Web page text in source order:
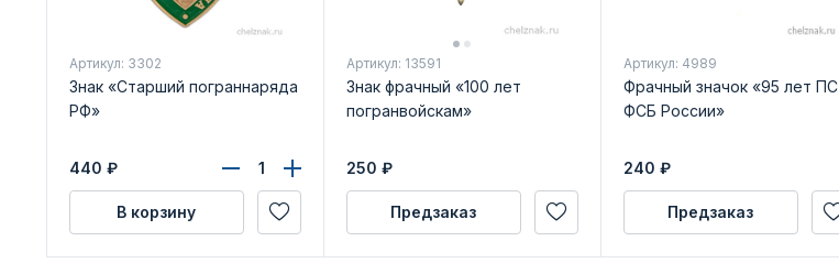
Артикул: 3302
Знак «Старший пограннаряда
РФ»
440 ₽
В корзину
Артикул: 13591
Знак фрачный «100 лет
погранвойскам»
250 ₽
Предзаказ
Артикул: 4989
Фрачный значок «95 лет ПС
ФСБ России»
240 ₽
Предзаказ